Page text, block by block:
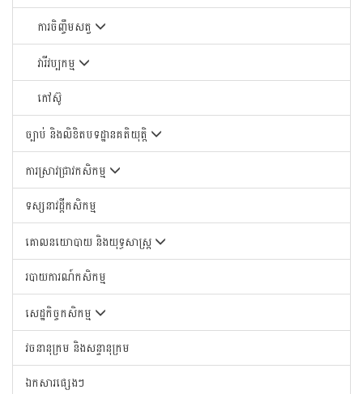
ការចិញ្ចឹមសត្វ
វារីវប្បកម្ម
កៅស៊ូ
ច្បាប់ និងលិខិតបទដ្ឋានគតិយុត្តិ
ការស្រាវជ្រាវកសិកម្ម
ទស្សនាវដ្តីកសិកម្ម
គោលនយោបាយ និងយុទ្ធសាស្រ្ត
របាយការណ៍កសិកម្ម
សេដ្ឋកិច្ចកសិកម្ម
វចនានុក្រម និងសន្ទានុក្រម
ឯកសារផ្សេងៗ